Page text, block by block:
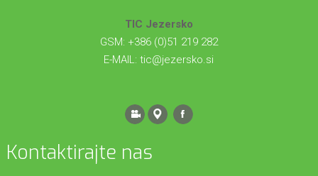
TIC Jezersko
GSM: +386 (0)51 219 282
E-MAIL:tic@jezersko.si
Kontaktirajte nas